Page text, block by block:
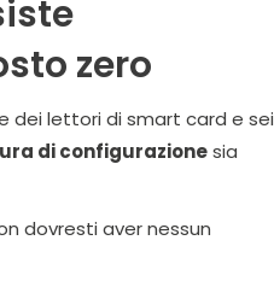
zero
dei lettori di smart card e sei
di configurazionesia
dovresti aver nessun